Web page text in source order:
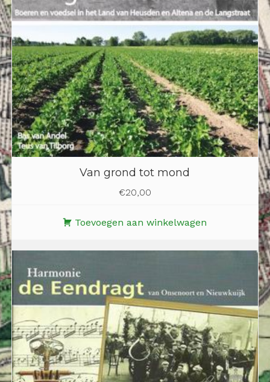
Van grond tot mond
€20,00
Toevoegen aan winkelwagen